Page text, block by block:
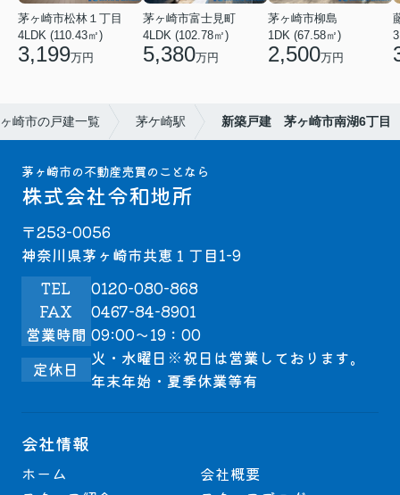
茅ヶ崎市松林１丁目
4LDK (110.43㎡)
3,199万円
茅ヶ崎市富士見町
4LDK (102.78㎡)
5,380万円
茅ヶ崎市柳島
1DK (67.58㎡)
2,500万円
崎市の戸建一覧 茅ケ崎駅 新築戸建 茅ヶ崎市南湖6丁目
茅ヶ崎市の不動産売買のことなら
株式会社令和地所
〒253-0056
神奈川県茅ヶ崎市共恵１丁目1-9
TEL
0120-080-868
FAX
0467-84-8901
営業時間 09:00～19：00
定休日
火・水曜日※祝日は営業しております。
年末年始・夏季休業等有
会社情報
ホーム
会社概要